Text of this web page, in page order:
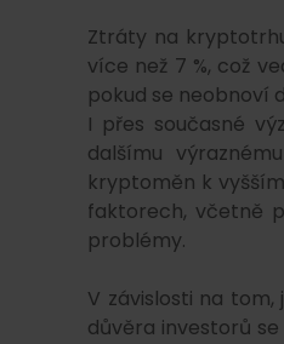
Ztráty na
více než 7 %, což
pokud se neobnoví
I přes současné
dalšímu
kryptoměn k
faktorech, včetně
problémy.
V závislosti na
důvěra investorů